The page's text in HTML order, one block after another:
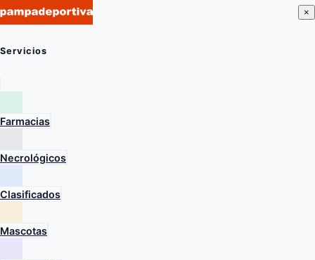
×
Servicios
Farmacias
Necrológicos
Clasificados
Mascotas